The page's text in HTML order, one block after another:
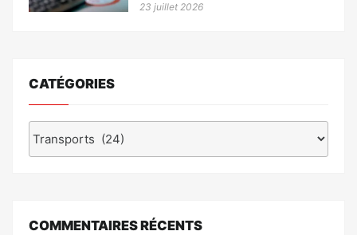
23 juillet 2026
CATÉGORIES
COMMENTAIRES RÉCENTS